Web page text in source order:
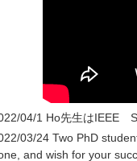
04/1 Ho先生はIEEE
03/24 Two PhD
and wish for your